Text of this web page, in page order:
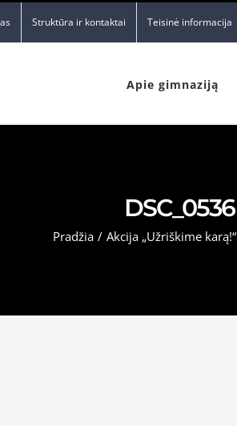
Struktūra ir kontaktai Teisinė informacija
Apie gimnaziją
DSC_0536
Pradžia / Akcija „Užriškime karą!“